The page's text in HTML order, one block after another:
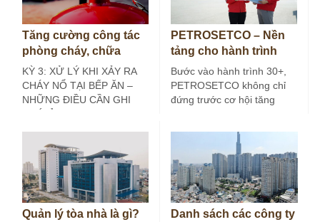
Tăng cường công tác
phòng cháy, chữa
cháy tại bếp ăn công
nghiệp (Kỳ 3)
KỲ 3: XỬ LÝ KHI XẢY RA
CHÁY NỔ TẠI BẾP ĂN –
NHỮNG ĐIỀU CẦN GHI
NHỚ Ở các…
PETROSETCO – Nền
tảng cho hành trình
30+
Bước vào hành trình 30+,
PETROSETCO không chỉ
đứng trước cơ hội tăng
Quản lý tòa nhà là gì?
Danh sách các công ty